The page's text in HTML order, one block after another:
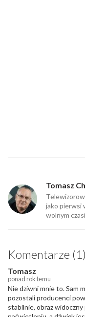
Tomasz
jako pierwsi
wolnym
Komentarze (1)
Tomasz
ponad rok temu
Nie dziwni mnie to. Sam
pozostali producenci
stabilnie, obraz widoczny